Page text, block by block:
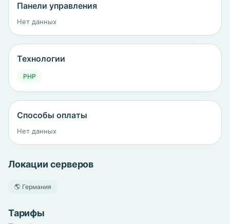
Панели управления
Нет данных
Технологии
PHP
Способы оплаты
Нет данных
Локации серверов
🌎 Германия
Тарифы